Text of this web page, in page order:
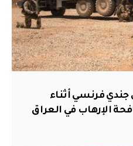
جندي فرنسي أثناء
الإرهاب في العراق